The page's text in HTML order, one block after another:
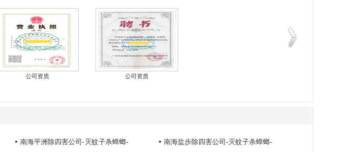
1
公司资质 公司资质
南海平洲除四害公司-灭蚊子杀蟑螂-
南海盐步除四害公司-灭蚊子杀蟑螂-